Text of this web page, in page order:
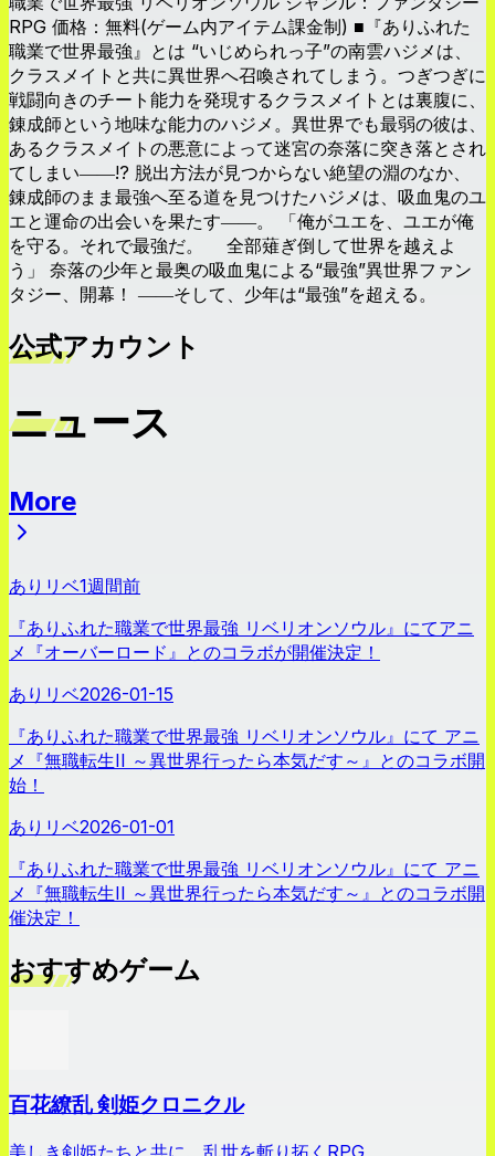
RPG 価格：無料(ゲーム内アイテム課金制) ■『ありふれた
職業で世界最強』とは “いじめられっ子”の南雲ハジメは、
クラスメイトと共に異世界へ召喚されてしまう。つぎつぎに
戦闘向きのチート能力を発現するクラスメイトとは裏腹に、
錬成師という地味な能力のハジメ。異世界でも最弱の彼は、
あるクラスメイトの悪意によって迷宮の奈落に突き落とされ
てしまい――!? 脱出方法が見つからない絶望の淵のなか、
錬成師のまま最強へ至る道を見つけたハジメは、吸血鬼のユ
エと運命の出会いを果たす――。 「俺がユエを、ユエが俺
を守る。それで最強だ。 全部薙ぎ倒して世界を越えよ
う」 奈落の少年と最奥の吸血鬼による“最強”異世界ファン
タジー、開幕！ ――そして、少年は“最強”を超える。
公式アカウント
ニュース
More
ありリベ1週間前
『ありふれた職業で世界最強 リベリオンソウル』にてアニ
メ『オーバーロード』とのコラボが開催決定！
ありリベ2026-01-15
『ありふれた職業で世界最強 リベリオンソウル』にて アニ
メ『無職転生II ～異世界行ったら本気だす～』とのコラボ開
始！
ありリベ2026-01-01
『ありふれた職業で世界最強 リベリオンソウル』にて アニ
メ『無職転生II ～異世界行ったら本気だす～』とのコラボ開
催決定！
おすすめゲーム
百花繚乱 剣姫クロニクル
美しき剣姫たちと共に、乱世を斬り拓くRPG